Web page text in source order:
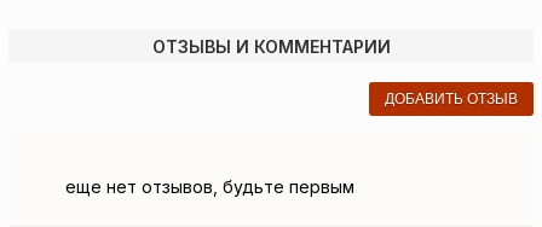
ОТЗЫВЫ И КОММЕНТАРИИ
ДОБАВИТЬ ОТЗЫВ
еще нет отзывов, будьте первым